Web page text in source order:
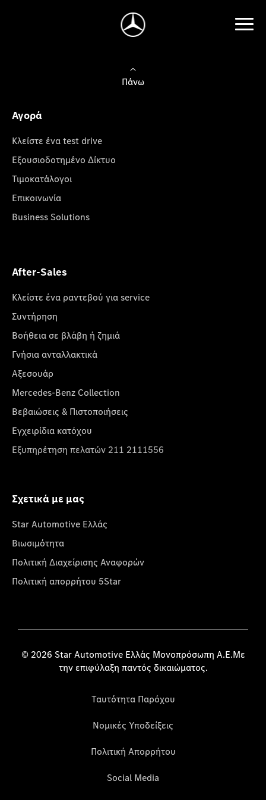
Πάνω
Αγορά
Κλείστε ένα test drive
Εξουσιοδοτημένο Δίκτυο
Τιμοκατάλογοι
Επικοινωνία
Business Solutions
After-Sales
Κλείστε ένα ραντεβού για service
Συντήρηση
Βοήθεια σε βλάβη ή ζημιά
Γνήσια ανταλλακτικά
Αξεσουάρ
Mercedes-Benz Collection
Βεβαιώσεις & Πιστοποιήσεις
Εγχειρίδια κατόχου
Εξυπηρέτηση πελατών 211 2111556
Σχετικά με μας
Star Automotive Ελλάς
Βιωσιμότητα
Πολιτική Διαχείρισης Αναφορών
Πολιτική απορρήτου 5Star
© 2026 Star Automotive Ελλάς Μονοπρόσωπη Α.Ε.Με
την επιφύλαξη παντός δικαιώματος.
Ταυτότητα Παρόχου
Νομικές Υποδείξεις
Πολιτική Απορρήτου
Social Media